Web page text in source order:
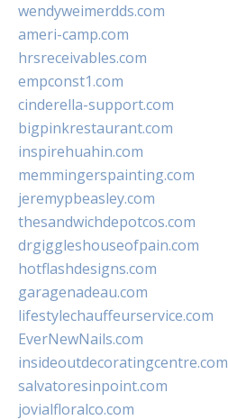
wendyweimerdds.com
ameri-camp.com
hrsreceivables.com
empconst1.com
cinderella-support.com
bigpinkrestaurant.com
inspirehuahin.com
memmingerspainting.com
jeremypbeasley.com
thesandwichdepotcos.com
drgiggleshouseofpain.com
hotflashdesigns.com
garagenadeau.com
lifestylechauffeurservice.com
EverNewNails.com
insideoutdecoratingcentre.com
salvatoresinpoint.com
jovialfloralco.com